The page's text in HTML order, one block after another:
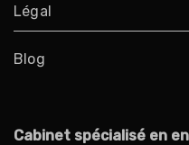
Légal
Blog
Cabinet spécialisé en